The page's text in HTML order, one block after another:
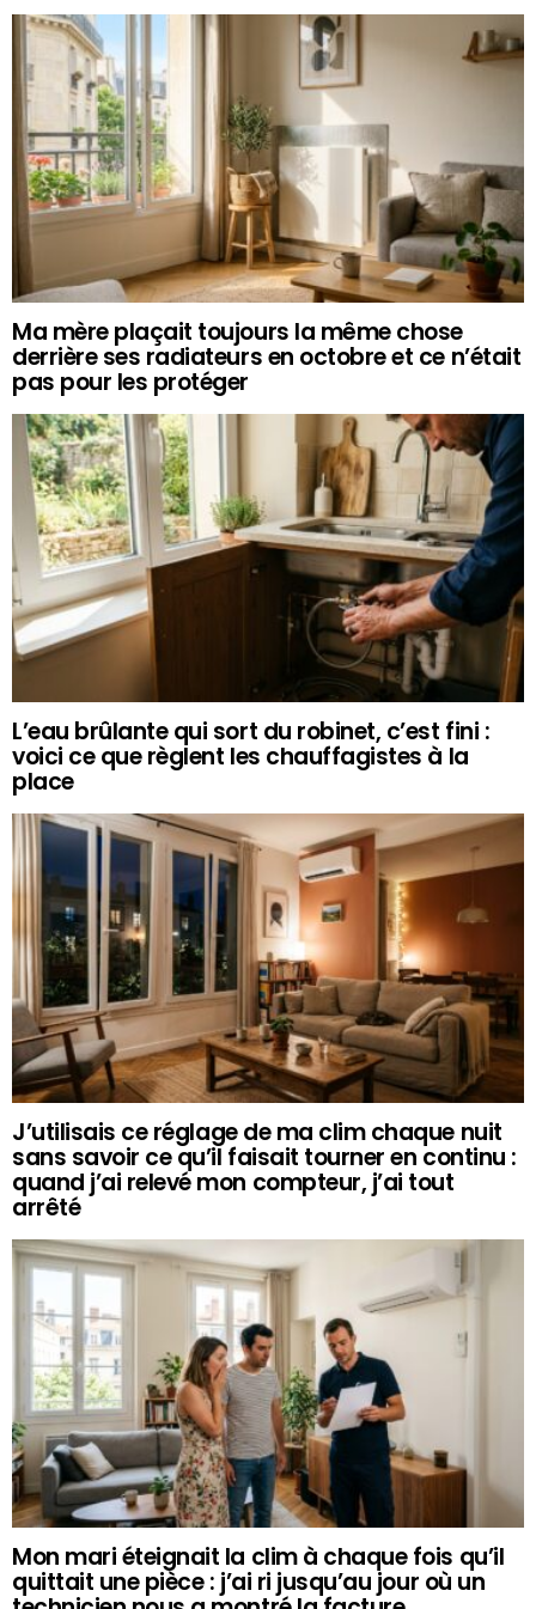
Ma mère plaçait toujours la même chose
derrière ses radiateurs en octobre et ce n’était
pas pour les protéger
L’eau brûlante qui sort du robinet, c’est fini :
voici ce que règlent les chauffagistes à la
place
J’utilisais ce réglage de ma clim chaque nuit
sans savoir ce qu’il faisait tourner en continu :
quand j’ai relevé mon compteur, j’ai tout
arrêté
Mon mari éteignait la clim à chaque fois qu’il
quittait une pièce : j’ai ri jusqu’au jour où un